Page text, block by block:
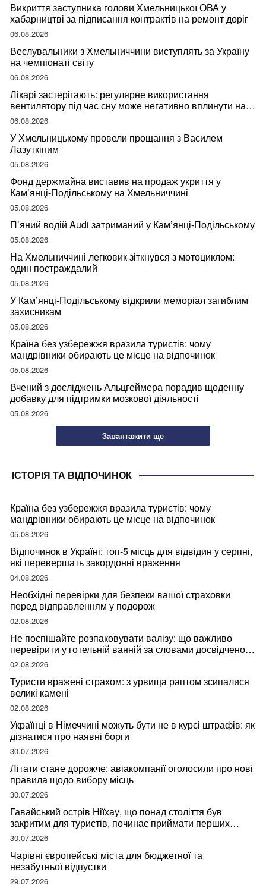
Викриття заступника голови Хмельницької ОВА у
хабарництві за підписання контрактів на ремонт доріг
06.08.2026
Веслувальники з Хмельниччини виступлять за Україну
на чемпіонаті світу
06.08.2026
Лікарі застерігають: регулярне використання
вентилятору під час сну може негативно вплинути на
ваше здоров’я
06.08.2026
У Хмельницькому провели прощання з Василем
Лазуткіним
05.08.2026
Фонд держмайна виставив на продаж укриття у
Кам’янці-Подільському на Хмельниччині
05.08.2026
П’яний водій Audi затриманий у Кам’янці-Подільському
05.08.2026
На Хмельниччині легковик зіткнувся з мотоциклом:
один постраждалий
05.08.2026
У Кам’янці-Подільському відкрили меморіал загиблим
захисникам
05.08.2026
Країна без узбережжя вразила туристів: чому
мандрівники обирають це місце на відпочинок
05.08.2026
Вчений з досліджень Альцгеймера порадив щоденну
добавку для підтримки мозкової діяльності
05.08.2026
Завантажити ще
ІСТОРІЯ ТА ВІДПОЧИНОК
Країна без узбережжя вразила туристів: чому
мандрівники обирають це місце на відпочинок
05.08.2026
Відпочинок в Україні: топ-5 місць для відвідин у серпні,
які перевершать закордонні враження
04.08.2026
Необхідні перевірки для безпеки вашої страховки
перед відправленням у подорож
02.08.2026
Не поспішайте розпаковувати валізу: що важливо
перевірити у готельній ванній за словами досвідченої
мандрівниці
02.08.2026
Туристи вражені страхом: з урвища раптом зсипалися
великі камені
02.08.2026
Українці в Німеччині можуть бути не в курсі штрафів: як
дізнатися про наявні борги
30.07.2026
Літати стане дорожче: авіакомпанії оголосили про нові
правила щодо вибору місць
30.07.2026
Гавайський острів Ніїхау, що понад століття був
закритим для туристів, починає приймати перших
відвідувачів
30.07.2026
Чарівні європейські міста для бюджетної та
незабутньої відпустки
29.07.2026